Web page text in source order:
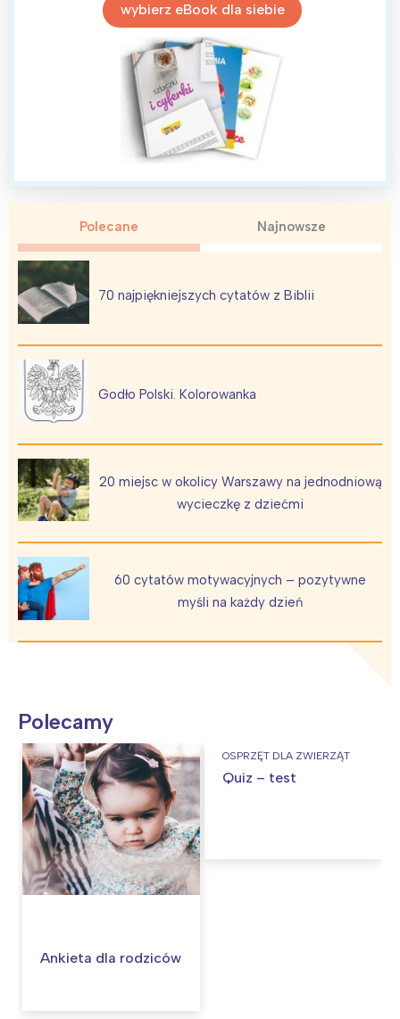
wybierz eBook dla siebie
Polecane Najnowsze
70 najpiękniejszych cytatów z Biblii
Godło Polski. Kolorowanka
20 miejsc w okolicy Warszawy na jednodniową
wycieczkę z dziećmi
60 cytatów motywacyjnych – pozytywne
myśli na każdy dzień
Polecamy
Ankieta dla rodziców
OSPRZĘT DLA ZWIERZĄT
Quiz – test
Interesują mnie wydarzenia z
tego regionu:
Warszawa
Trójmiasto
Poznań
Wrocław
Północ
Wszystkie